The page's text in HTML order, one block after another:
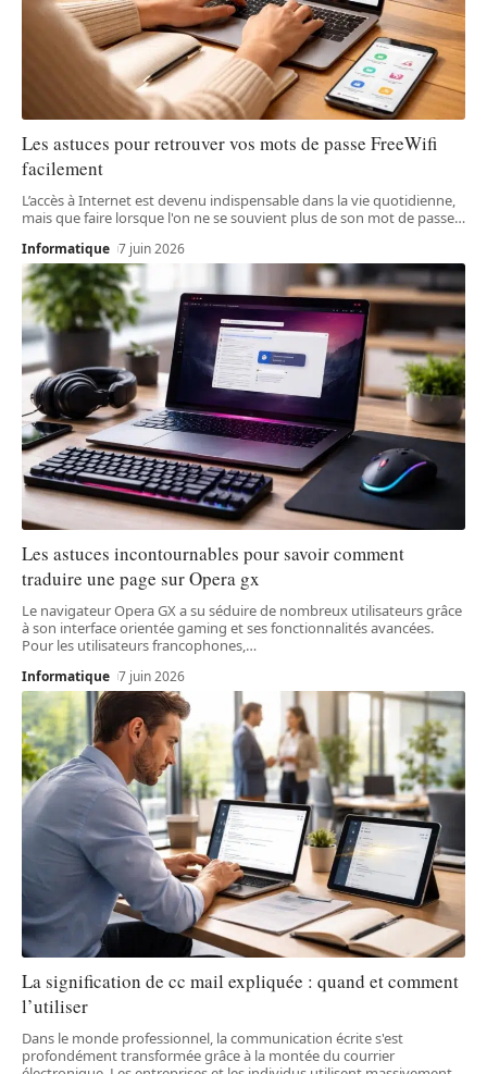
Les astuces pour retrouver vos mots de passe FreeWifi
facilement
L’accès à Internet est devenu indispensable dans la vie quotidienne,
mais que faire lorsque l'on ne se souvient plus de son mot de passe…
Informatique 7 juin 2026
Les astuces incontournables pour savoir comment
traduire une page sur Opera gx
Le navigateur Opera GX a su séduire de nombreux utilisateurs grâce
à son interface orientée gaming et ses fonctionnalités avancées.
Pour les utilisateurs francophones,…
Informatique 7 juin 2026
La signification de cc mail expliquée : quand et comment
l’utiliser
Dans le monde professionnel, la communication écrite s'est
profondément transformée grâce à la montée du courrier